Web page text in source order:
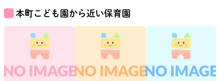
本町こども園から近い保育園